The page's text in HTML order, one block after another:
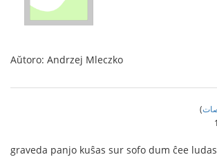
Aŭtoro: Andrzej Mleczko
)
graveda panjo kuŝas sur sofo dum ĉee